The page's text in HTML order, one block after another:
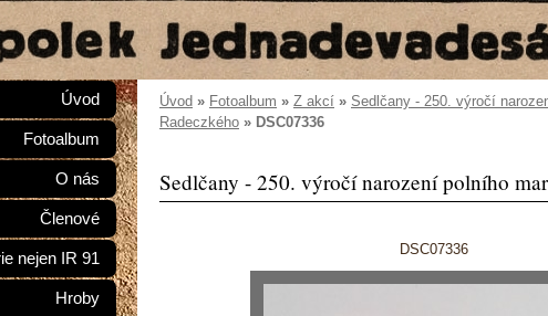
Úvod » Fotoalbum » Z akcí » Sedlčany - 250. výročí
Radeczkého » DSC07336
Sedlčany - 250. výročí narození polního
DSC07336
Úvod
Fotoalbum
O nás
Členové
nejen IR 91
Hroby